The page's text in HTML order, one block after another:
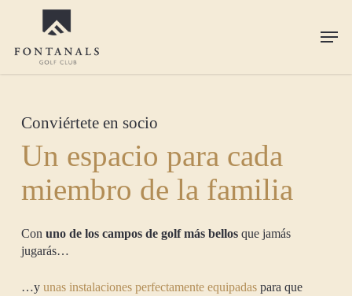
content
Menu
Conviértete en socio
Un espacio para cada
miembro de la familia
Con uno de los campos de golf más bellosque jamás
jugarás…
…y unas instalaciones perfectamente equipadaspara que